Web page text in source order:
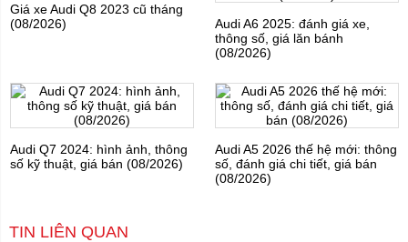
Giá xe Audi Q8 2023 cũ tháng
(08/2026)
Audi A6 2025: đánh giá xe,
thông số, giá lăn bánh
(08/2026)
Audi Q7 2024: hình ảnh, thông
số kỹ thuật, giá bán (08/2026)
Audi A5 2026 thế hệ mới: thông
số, đánh giá chi tiết, giá bán
(08/2026)
TIN LIÊN QUAN